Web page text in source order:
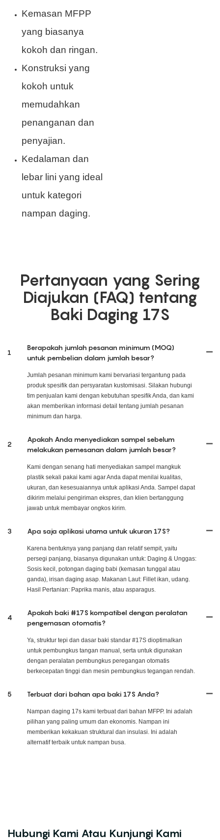
Kemasan MFPP
yang biasanya
kokoh dan ringan.
Konstruksi yang
kokoh untuk
memudahkan
penanganan dan
penyajian.
Kedalaman dan
lebar lini yang ideal
untuk kategori
nampan daging.
Pertanyaan yang Sering
Diajukan (FAQ) tentang
Baki Daging 17S
1
Berapakah jumlah pesanan minimum (MOQ)
untuk pembelian dalam jumlah besar?
Jumlah pesanan minimum kami bervariasi tergantung pada
produk spesifik dan persyaratan kustomisasi. Silakan hubungi
tim penjualan kami dengan kebutuhan spesifik Anda, dan kami
akan memberikan informasi detail tentang jumlah pesanan
minimum dan harga.
2
Apakah Anda menyediakan sampel sebelum
melakukan pemesanan dalam jumlah besar?
Kami dengan senang hati menyediakan sampel mangkuk
plastik sekali pakai kami agar Anda dapat menilai kualitas,
ukuran, dan kesesuaiannya untuk aplikasi Anda. Sampel dapat
dikirim melalui pengiriman ekspres, dan klien bertanggung
jawab untuk membayar ongkos kirim.
3 Apa saja aplikasi utama untuk ukuran 17S?
Karena bentuknya yang panjang dan relatif sempit, yaitu
persegi panjang, biasanya digunakan untuk: Daging & Unggas:
Sosis kecil, potongan daging babi (kemasan tunggal atau
ganda), irisan daging asap. Makanan Laut: Fillet ikan, udang.
Hasil Pertanian: Paprika manis, atau asparagus.
4
Apakah baki #17S kompatibel dengan peralatan
pengemasan otomatis?
Ya, struktur tepi dan dasar baki standar #17S dioptimalkan
untuk pembungkus tangan manual, serta untuk digunakan
dengan peralatan pembungkus peregangan otomatis
berkecepatan tinggi dan mesin pembungkus tegangan rendah.
5 Terbuat dari bahan apa baki 17S Anda?
Nampan daging 17s kami terbuat dari bahan MFPP. Ini adalah
pilihan yang paling umum dan ekonomis. Nampan ini
memberikan kekakuan struktural dan insulasi. Ini adalah
alternatif terbaik untuk nampan busa.
Hubungi Kami Atau Kunjungi Kami